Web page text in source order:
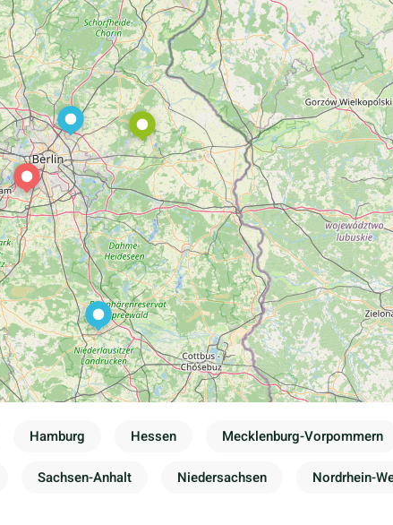
Hamburg Hessen Mecklenburg-Vorpommern
Sachsen-Anhalt Niedersachsen Nordrhein-